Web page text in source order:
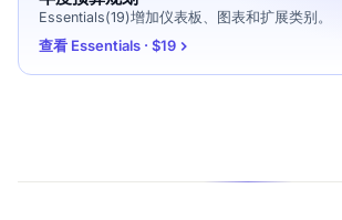
Essentials(19)增加仪表板、图表和扩展类别。
查看 Essentials · $19